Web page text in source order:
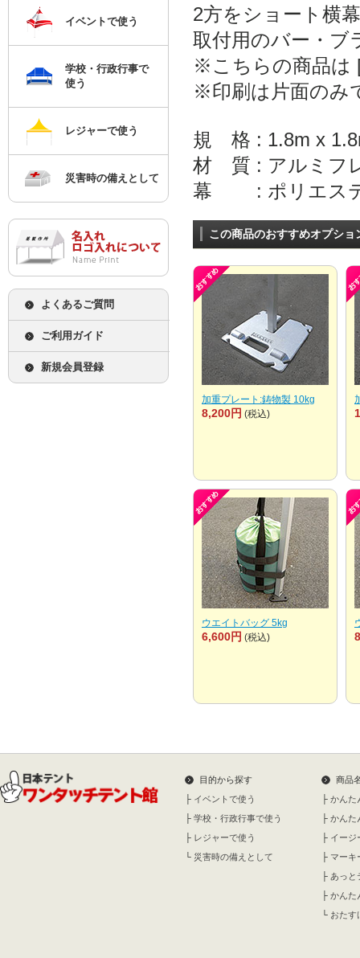
イベントで使う
学校・行政行事で
使う
レジャーで使う
災害時の備えとして
よくあるご質問
ご利用ガイド
新規会員登録
2方をショート横
取付用のバー・ブ
※こちらの商品は
※印刷は片面のみ
規 格 : 1.8m x
材 質 : アルミフ
幕 : ポリエステ
この商品のおすすめオプショ
加重プレート:鋳物製 10kg
8,200円 (税込)
ウエイトバッグ 5kg
6,600円 (税込)
目的から探す
├ イベントで使う
├ 学校・行政行事で使う
├ レジャーで使う
└ 災害時の備えとして
商品
├ かんた
├ かんた
├ イージ
├ マーキ
├ あっと
├ かんた
└ おたす